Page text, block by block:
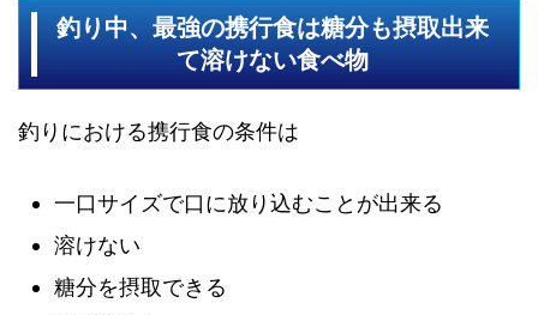
釣り中、最強の携行食は糖分も摂取出来
て溶けない食べ物
釣りにおける携行食の条件は
一口サイズで口に放り込むことが出来る
溶けない
糖分を摂取できる